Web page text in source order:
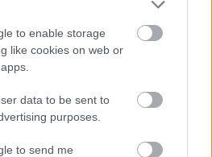
to enable storage
like cookies on web or
data to be sent to
purposes.
to send me